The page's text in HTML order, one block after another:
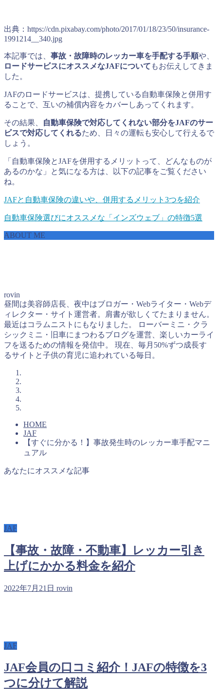
出典：https://cdn.pixabay.com/photo/2017/01/18/23/50/insurance-
1991214__340.jpg
本記事では、 事故・故障時のレッカー車を手配する手順や、
ロードサービスにオススメなJAFについて もお伝えしてきま
した。
JAFのロードサービスは、提携している自動車保険と併用す
ることで、互いの補償内容をカバーしあってくれます。
その結果、
自動車保険で対応してくれない部分をJAFのサー
ビスで対応してくれるため、日々の運転も安心して行えるで
しょう。
「自動車保険とJAFを併用するメリットって、どんなものが
あるのかな」と気になる方は、以下の記事をご覧ください
ね。
JAFと自動車保険の違いや、併用するメリット3つを紹介
自動車保険選びにオススメな「インズウェブ」の特徴5選
ABOUT ME
rovin
昼間は美容師店長、夜中はブロガー・Webライター・Webデ
ィレクター・サイト運営者。肩書が欲しくてたまりません。
最近はコラムニストにもなりました。 ローバーミニ・クラ
シックミニ・旧車にまつわるブログを運営、楽しいカーライ
フを送るための情報を発信中。 現在、毎月50%ずつ成長す
るサイトと子供の育児に追われている毎日。
HOME
JAF
【すぐに分かる！】事故発生時のレッカー車手配マニ
ュアル
あなたにオススメな記事
JAF
【事故・故障・不動車】レッカー引き
上げにかかる料金を紹介
2022年7月21日 rovin
JAF
JAF会員の口コミ紹介！JAFの特徴を3
つに分けて解説